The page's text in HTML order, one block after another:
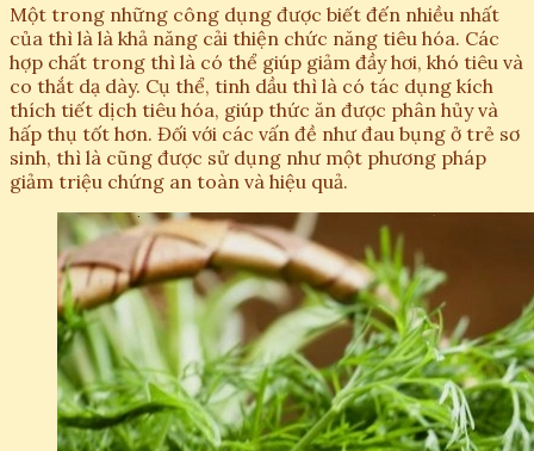
Một trong những công dụng được biết đến nhiều nhất
của thì là là khả năng cải thiện chức năng tiêu hóa. Các
hợp chất trong thì là có thể giúp giảm đầy hơi, khó tiêu và
co thắt dạ dày. Cụ thể, tinh dầu thì là có tác dụng kích
thích tiết dịch tiêu hóa, giúp thức ăn được phân hủy và
hấp thụ tốt hơn. Đối với các vấn đề như đau bụng ở trẻ sơ
sinh, thì là cũng được sử dụng như một phương pháp
giảm triệu chứng an toàn và hiệu quả.